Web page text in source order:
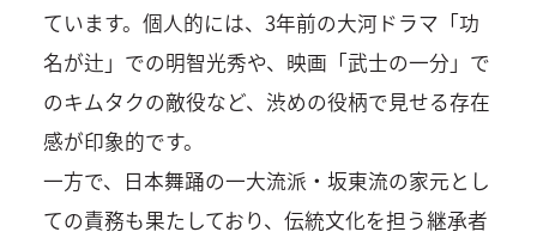
ています。個人的には、3年前の大河ドラマ「功
名が辻」での明智光秀や、映画「武士の一分」で
のキムタクの敵役など、渋めの役柄で見せる存在
感が印象的です。
一方で、日本舞踊の一大流派・坂東流の家元とし
ての責務も果たしており、伝統文化を担う継承者